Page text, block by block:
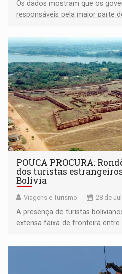
Os dados mostram que os
responsáveis pela maior parte
POUCA PROCURA:
dos turistas
Bolívia
Viagens e Turismo 28 de
A presença de turistas
extensa faixa de fronteira entre